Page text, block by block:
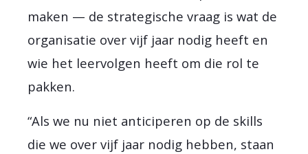
maken — de strategische vraag is wat de
organisatie over vijf jaar nodig heeft en
wie het leervolgen heeft om die rol te
pakken.
“Als we nu niet anticiperen op de skills
die we over vijf jaar nodig hebben, staan